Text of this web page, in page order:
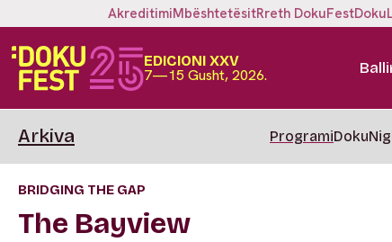
AkreditimiMbështetësitRreth DokuFest
EDICIONI XXV
7—15 Gusht, 2026.
Arkiva Programi
BRIDGING THE GAP
The Bayview